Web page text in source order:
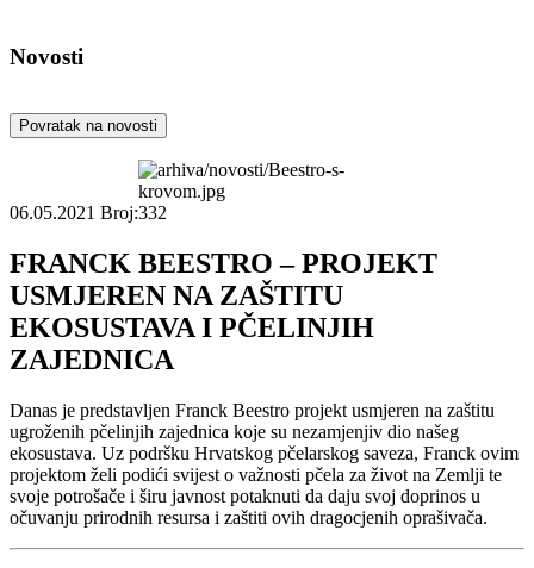
Novosti
Povratak na novosti
06.05.2021 Broj:332
FRANCK BEESTRO – PROJEKT
USMJEREN NA ZAŠTITU
EKOSUSTAVA I PČELINJIH
ZAJEDNICA
Danas je predstavljen Franck Beestro projekt usmjeren na zaštitu
ugroženih pčelinjih zajednica koje su nezamjenjiv dio našeg
ekosustava. Uz podršku Hrvatskog pčelarskog saveza, Franck ovim
projektom želi podići svijest o važnosti pčela za život na Zemlji te
svoje potrošače i širu javnost potaknuti da daju svoj doprinos u
očuvanju prirodnih resursa i zaštiti ovih dragocjenih oprašivača.